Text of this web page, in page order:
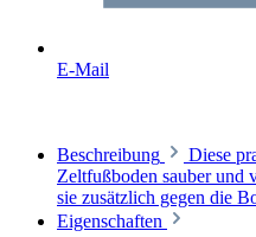
E-Mail
Beschreibung
Diese
Zeltfußboden sauber und
sie zusätzlich gegen die
Eigenschaften